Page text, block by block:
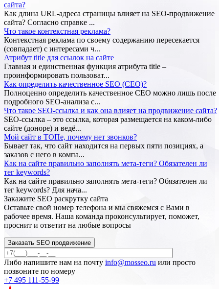
сайта?
Как длина URL-адреса страницы влияет на SEO-продвижение
сайта? Согласно справке ...
Что такое контекстная реклама?
Контекстная реклама по своему содержанию пересекается
(совпадает) с интересами ч...
Атрибут title для ссылок на сайте
Главная и единственная функция атрибута title –
проинформировать пользоват...
Как определить качественное SEO (СЕО)?
Полноценно определить качественное СЕО можно лишь после
подробного SEO-анализа с...
Что такое SEO-ссылка и как она влияет на продвижение сайта?
SEO-ссылка – это ссылка, которая размещается на каком-либо
сайте (доноре) и ведё...
Мой сайт в ТОПе, почему нет звонков?
Бывает так, что сайт находится на первых пяти позициях, а
заказов с него в компа...
Как на сайте правильно заполнять мета-теги? Обязателен ли
тег keywords?
Как на сайте правильно заполнять мета-теги? Обязателен ли
тег keywords? Для нача...
Закажите SEO раскрутку сайта
Оставьте свой номер телефона и мы свяжемся с Вами в
рабочее время. Наша команда проконсультирует, поможет,
проснит и ответит на любые вопросы
Заказать SEO продвижение
Либо напишите нам на почту info@mosseo.ru или просто
позвоните по номеру
+7 495 111-55-99